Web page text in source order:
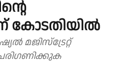
കോടതിയിൽ
മജിസ്ട്രേറ്റ്